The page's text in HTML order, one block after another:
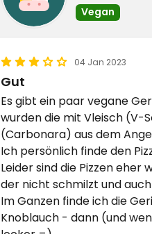
Vegan
04 Jan 2023
Gut
Es gibt ein paar vegane
wurden die mit Vleisch (V-
(Carbonara) aus dem
Ich persönlich finde den
Leider sind die Pizzen
der nicht schmilzt und
Im Ganzen finde ich die
Knoblauch - dann (und